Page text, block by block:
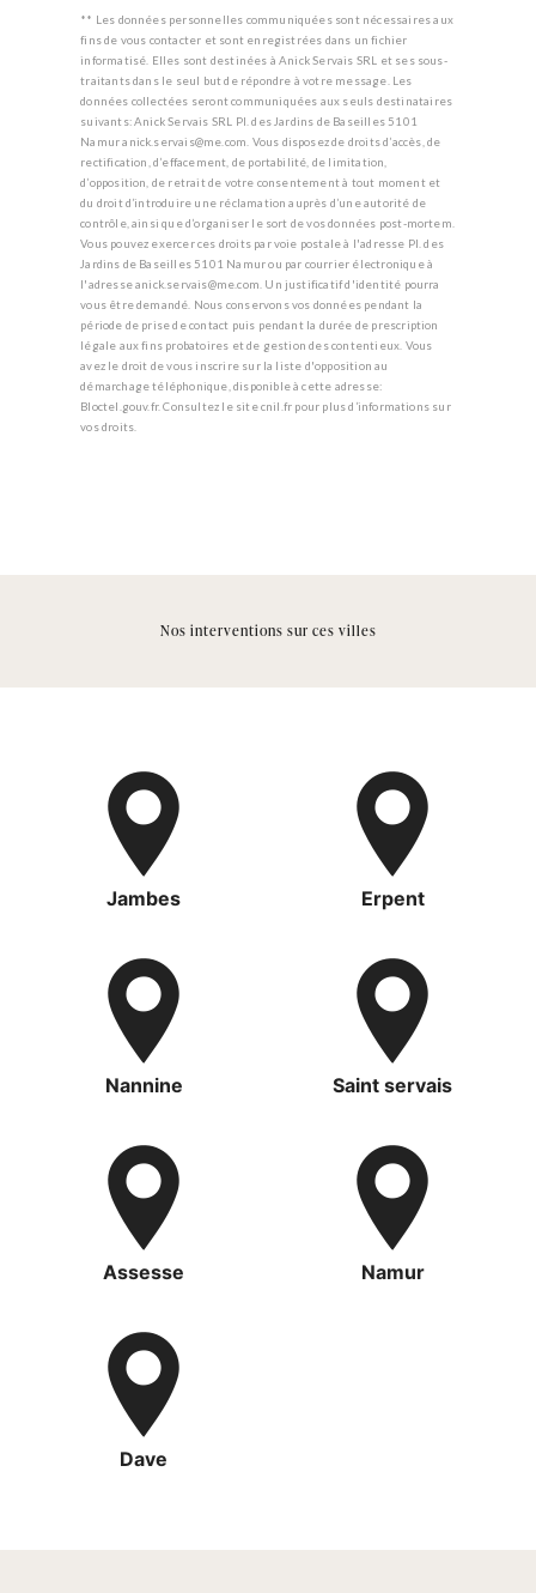
** Les données personnelles communiquées sont nécessaires aux
fins de vous contacter et sont enregistrées dans un fichier
informatisé. Elles sont destinées à Anick Servais SRL et ses sous-
traitants dans le seul but de répondre à votre message. Les
données collectées seront communiquées aux seuls destinataires
suivants: Anick Servais SRL Pl. des Jardins de Baseilles 5101
Namur anick.servais@me.com. Vous disposez de droits d’accès, de
rectification, d’effacement, de portabilité, de limitation,
d’opposition, de retrait de votre consentement à tout moment et
du droit d’introduire une réclamation auprès d’une autorité de
contrôle, ainsi que d’organiser le sort de vos données post-mortem.
Vous pouvez exercer ces droits par voie postale à l'adresse Pl. des
Jardins de Baseilles 5101 Namur ou par courrier électronique à
l'adresse anick.servais@me.com. Un justificatif d'identité pourra
vous être demandé. Nous conservons vos données pendant la
période de prise de contact puis pendant la durée de prescription
légale aux fins probatoires et de gestion des contentieux. Vous
avez le droit de vous inscrire sur la liste d'opposition au
démarchage téléphonique, disponible à cette adresse:
Bloctel.gouv.fr. Consultez le site cnil.fr pour plus d’informations sur
vos droits.
Nos interventions sur ces villes
Jambes Erpent
Nannine Saint servais
Assesse Namur
Dave